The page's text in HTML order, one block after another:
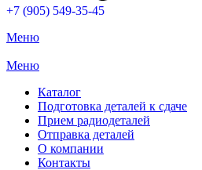
+7 (905) 549-35-45
Меню
Меню
Каталог
Подготовка деталей к сдаче
Прием радиодеталей
Отправка деталей
О компании
Контакты